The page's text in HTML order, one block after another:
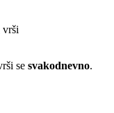
vrši
se svakodnevno.